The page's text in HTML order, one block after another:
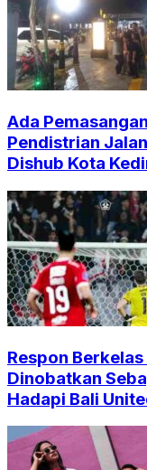
Ada
Pendistrian
Dishub Kota
Respon
Dinobatkan
Hadapi Bali